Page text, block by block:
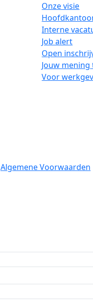
Onze visie
Interne
Job alert
Open
Jouw mening
Voor
Algemene Voorwaarden